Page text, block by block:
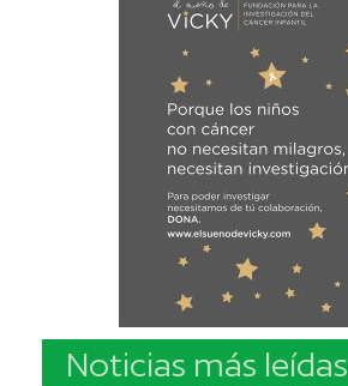
Noticias más leídas